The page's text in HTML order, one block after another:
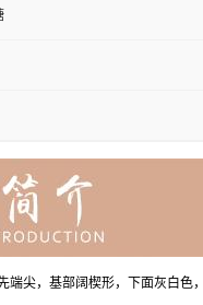
尖，基部阔楔形，下面灰白